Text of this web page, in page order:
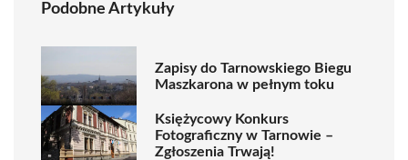
Podobne Artykuły
Zapisy do Tarnowskiego Biegu
Maszkarona w pełnym toku
Księżycowy Konkurs
Fotograficzny w Tarnowie –
Zgłoszenia Trwają!